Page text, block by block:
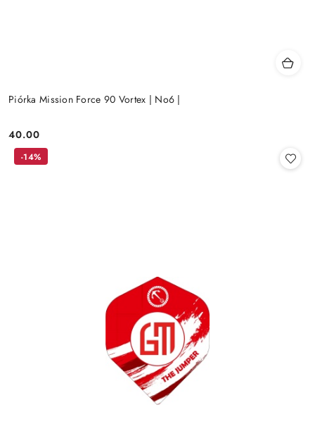
Piórka Mission Force 90 Vortex | No6 |
Cena:
40.00
-14%